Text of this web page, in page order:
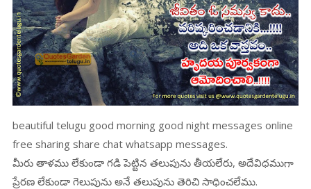
beautiful telugu good morning good night messages online
free sharing share chat whatsapp messages.
మీరు తాళము లేకుండా గడి పెట్టిన తలుపును తీయలేరు, అదేవిధముగా
ప్రేరణ లేకుండా గెలుపును అనే తలుపును తెరిచి సాధించలేము.